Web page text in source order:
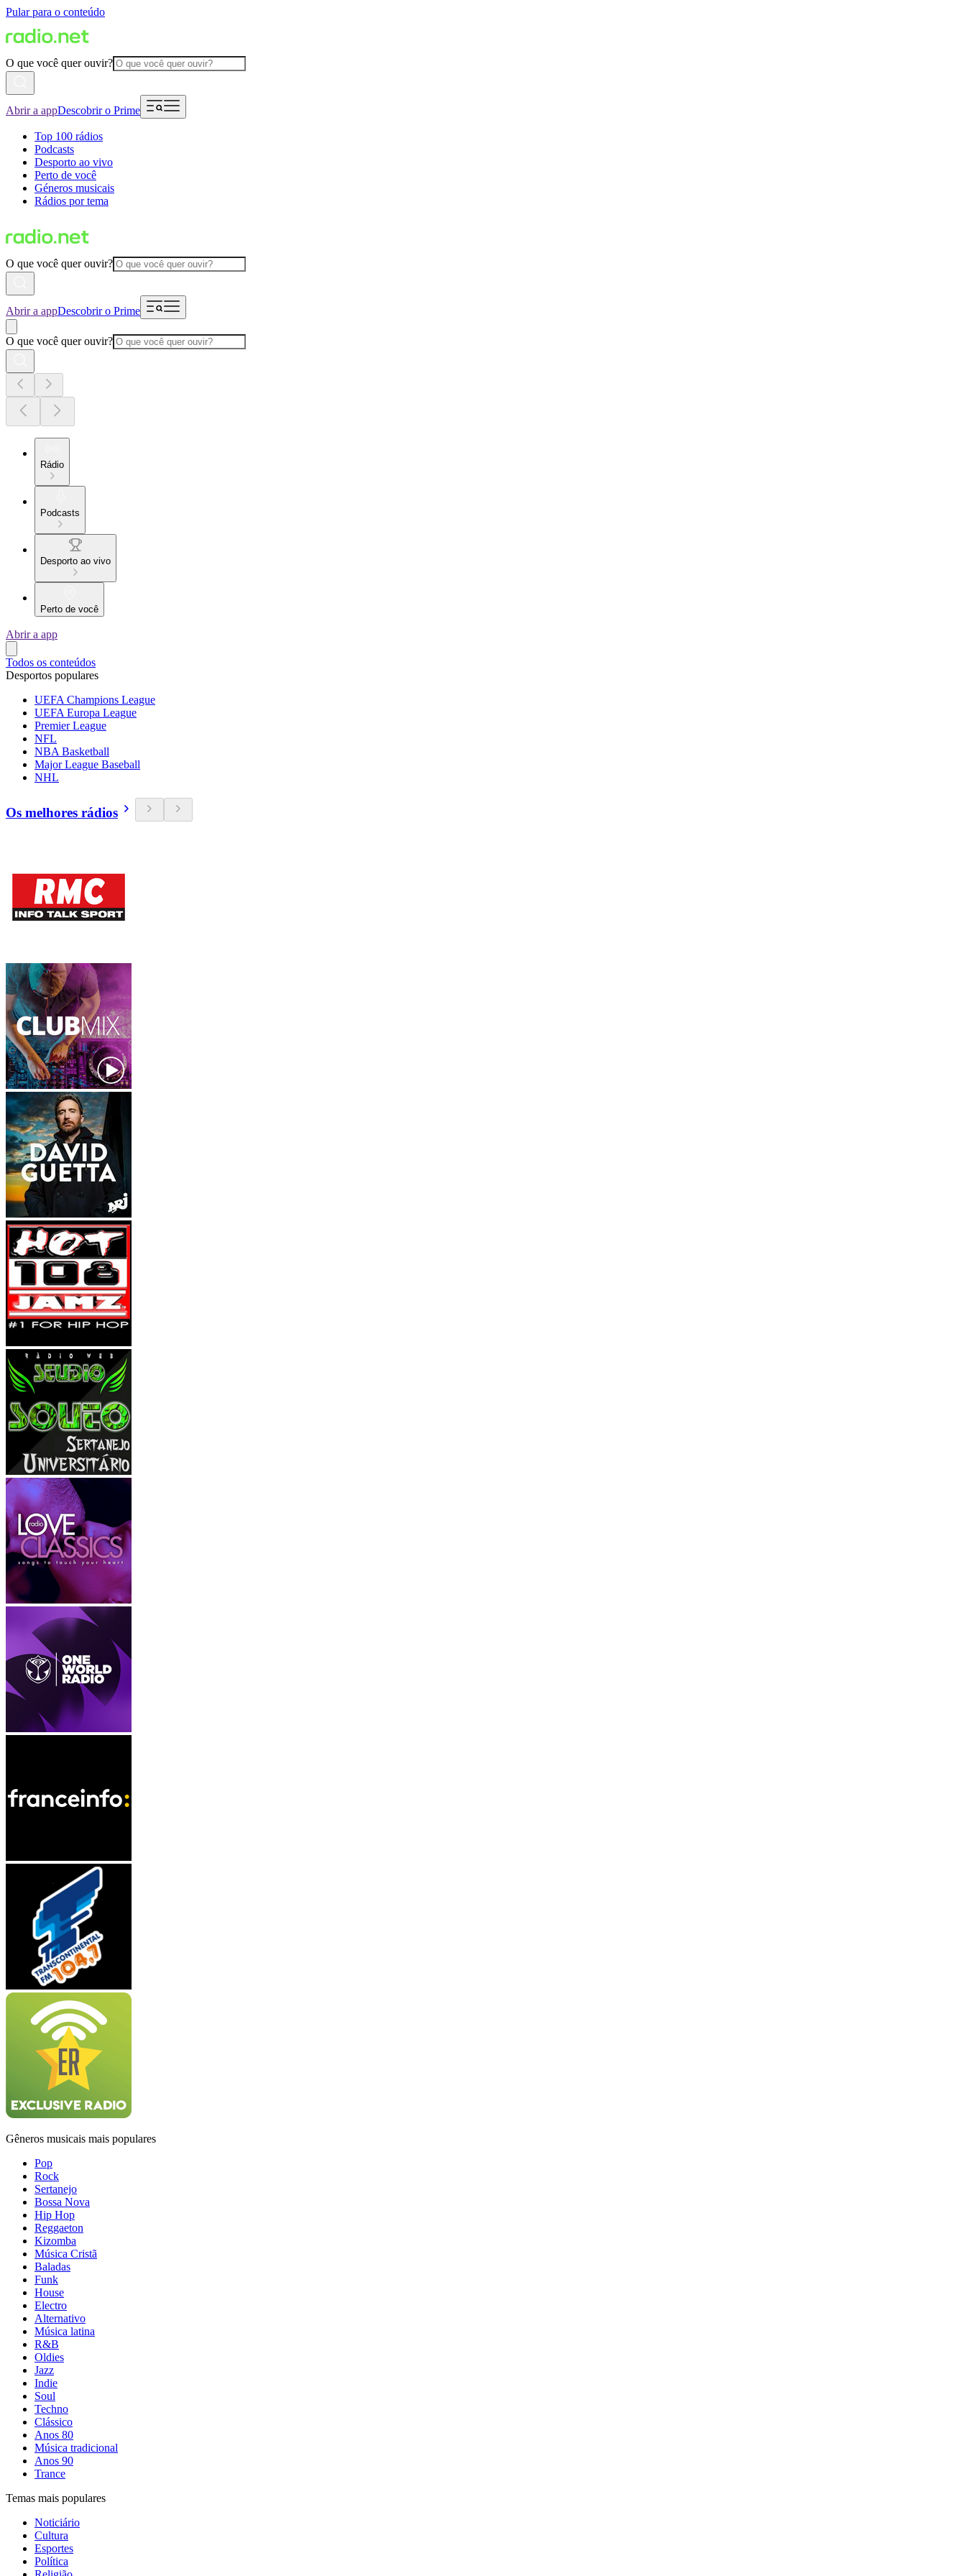
Pular para o conteúdo
O que você quer ouvir?
Abrir a appDescobrir o Prime
Top 100 rádios
Podcasts
Desporto ao vivo
Perto de você
Géneros musicais
Rádios por tema
O que você quer ouvir?
Abrir a appDescobrir o Prime
O que você quer ouvir?
Rádio
Podcasts
Desporto ao vivo
Perto de você
Abrir a app
Todos os conteúdos
Desportos populares
UEFA Champions League
UEFA Europa League
Premier League
NFL
NBA Basketball
Major League Baseball
NHL
Os melhores rádios
Gêneros musicais mais populares
Pop
Rock
Sertanejo
Bossa Nova
Hip Hop
Reggaeton
Kizomba
Música Cristã
Baladas
Funk
House
Electro
Alternativo
Música latina
R&B
Oldies
Jazz
Indie
Soul
Techno
Clássico
Anos 80
Música tradicional
Anos 90
Trance
Temas mais populares
Noticiário
Cultura
Esportes
Política